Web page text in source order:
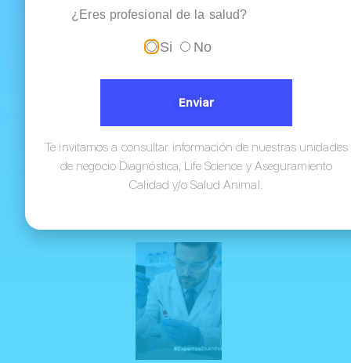
Diagnóstico de la
actualización
OMS/OPS y
aplicación en
¿Eres profesional de la salud?
Si No
Enviar
Te invitamos a consultar información de nuestras unidades
de negocio Diagnóstica, Life Science y Aseguramiento
Calidad y/o Salud Animal.